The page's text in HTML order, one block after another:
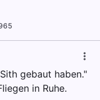
gebaut haben."
in Ruhe.